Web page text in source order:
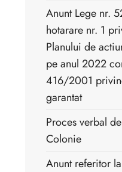
Anunt Lege nr.
hotarare nr. 1
Planului de
pe anul 2022
416/2001
garantat
Proces verbal
Colonie
Anunt referitor